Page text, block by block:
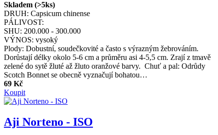
Skladem (>5ks)
DRUH: Capsicum chinense
PÁLIVOST:
SHU: 200.000 - 300.000
VÝNOS: vysoký
Plody: Dobustní, soudečkovité a často s výrazným žebrováním.
Dorůstají délky okolo 5-6 cm a průměru asi 4-5,5 cm. Zrají z tmavě
zelené do sytě žluté až žluto oranžové barvy. Chuť a pal: Odrůdy
Scotch Bonnet se obecně vyznačují bohatou…
69 Kč
Koupit
Aji Norteno - ISO